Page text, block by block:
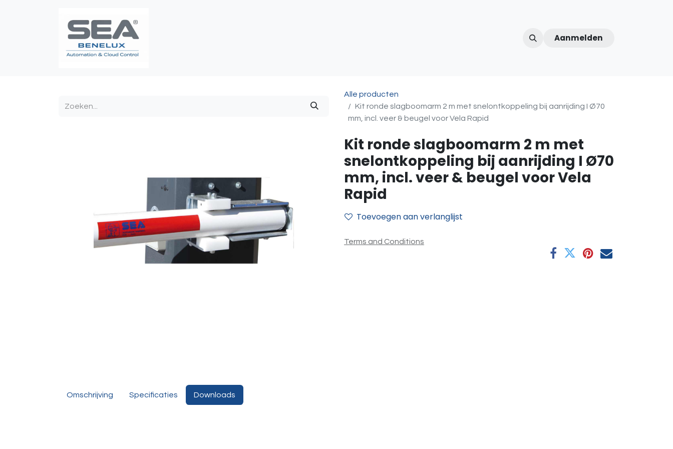
Over ons Afspraak
Aanmelden
Alle producten
Kit ronde slagboomarm 2 m met snelontkoppeling bij aanrijding I Ø70
mm, incl. veer & beugel voor Vela Rapid
Kit ronde slagboomarm 2 m met
snelontkoppeling bij aanrijding I Ø70
mm, incl. veer & beugel voor Vela
Rapid
Toevoegen aan verlanglijst
Terms and Conditions
Omschrijving Specificaties Downloads